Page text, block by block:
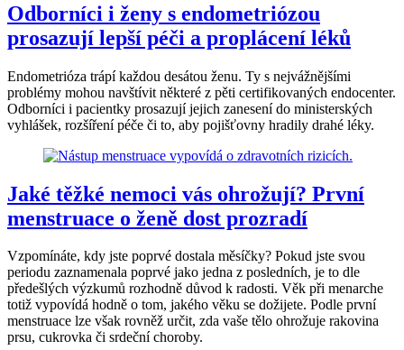
Odborníci i ženy s endometriózou
prosazují lepší péči a proplácení léků
Endometrióza trápí každou desátou ženu. Ty s nejvážnějšími
problémy mohou navštívit některé z pěti certifikovaných endocenter.
Odborníci i pacientky prosazují jejich zanesení do ministerských
vyhlášek, rozšíření péče či to, aby pojišťovny hradily drahé léky.
Jaké těžké nemoci vás ohrožují? První
menstruace o ženě dost prozradí
Vzpomínáte, kdy jste poprvé dostala měsíčky? Pokud jste svou
periodu zaznamenala poprvé jako jedna z posledních, je to dle
předešlých výzkumů rozhodně důvod k radosti. Věk při menarche
totiž vypovídá hodně o tom, jakého věku se dožijete. Podle první
menstruace lze však rovněž určit, zda vaše tělo ohrožuje rakovina
prsu, cukrovka či srdeční choroby.